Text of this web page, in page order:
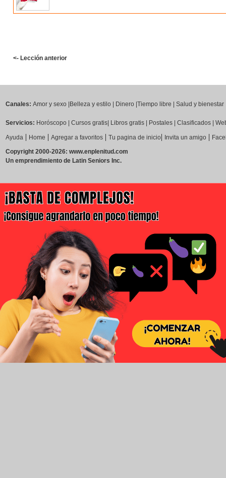
<- Lección anterior
Canales: Amor y sexo Belleza y estilo Dinero Tiempo libre Salud y bienestar
Servicios: Horóscopo Cursos gratis Libros gratis Postales Clasificados
Ayuda | Home | Agregar a favoritos | Tu pagina de inicio| Invita un amigo |
Copyright 2000-2026: www.enplenitud.com
Un emprendimiento de Latin Seniors Inc.